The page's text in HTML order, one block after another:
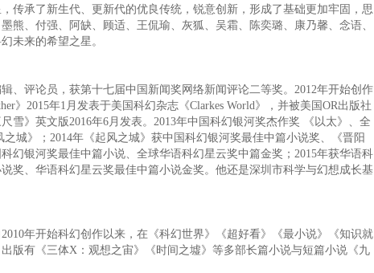
传承了新生代、更新代的优良传统，锐意创新，形成了基础更加牢固，思
、付强、阿缺、顾适、王侃瑜、灰狐、吴霜、陈奕璐、康乃馨、念语、
未来的希望之星。
评论员，获第十七届中国新闻奖网络新闻评论二等奖。2012年开始创作
2015年1月发表于美国科幻杂志《Clarkes World》，并被美国OR出版社
》英文版2016年6月发表。2013年中国科幻银河奖杰作奖 《以太》、全
城》；2014年《起风之城》获中国科幻银河奖最佳中篇小说奖、《晋阳
幻银河奖最佳中篇小说、全球华语科幻星云奖中篇金奖；2015年获华语科
奖、华语科幻星云奖最佳中篇小说金奖。他还是深圳市科学与幻想成长基
年开始科幻创作以来，在《科幻世界》《超好看》《最小说》《知识就
版有《三体X：观想之宙》《时间之墟》等多部长篇小说与短篇小说《九